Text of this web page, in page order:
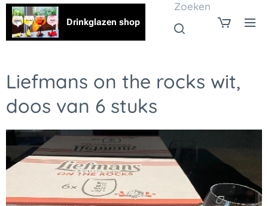
Drinkglazen shop
Zoeken
Liefmans on the rocks wit,
doos van 6 stuks